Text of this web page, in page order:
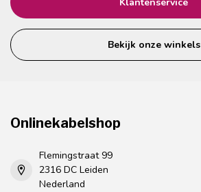
Bekijk onze winkels
Onlinekabelshop
Flemingstraat 99
2316 DC Leiden
Nederland